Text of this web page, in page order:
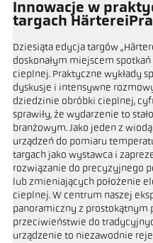
Innowacje w
targach
Dziesiąta edycja targów
doskonałym miejscem
cieplnej. Praktyczne wykłady
dyskusje i intensywne
dziedzinie obróbki cieplnej,
sprawiły, że wydarzenie to
branżowym. Jako jeden z
urządzeń do pomiaru
targach jako wystawca i
rozwiązanie do precyzyjnego
lub zmieniających położenie
cieplnej. W centrum naszej
panoramiczny z prostokątnym
przeciwieństwie do
urządzenie to niezawodnie